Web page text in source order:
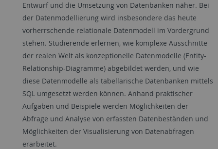
Entwurf und die Umsetzung von Datenbanken näher. Bei
der Datenmodellierung wird insbesondere das heute
vorherrschende relationale Datenmodell im Vordergrund
stehen. Studierende erlernen, wie komplexe Ausschnitte
der realen Welt als konzeptionelle Datenmodelle (Entity-
Relationship-Diagramme) abgebildet werden, und wie
diese Datenmodelle als tabellarische Datenbanken mittels
SQL umgesetzt werden können. Anhand praktischer
Aufgaben und Beispiele werden Möglichkeiten der
Abfrage und Analyse von erfassten Datenbeständen und
Möglichkeiten der Visualisierung von Datenabfragen
erarbeitet.